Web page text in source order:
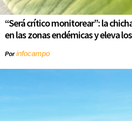
“Será crítico monitorear”: la
en las zonas endémicas y eleva
Porinfocampo